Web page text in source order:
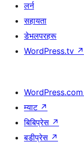
लर्न
सहायता
डेभलपरहरू
WordPress.tv ↗
WordPress.com
म्याट ↗
बिबिप्रेस ↗
बडीप्रेस ↗